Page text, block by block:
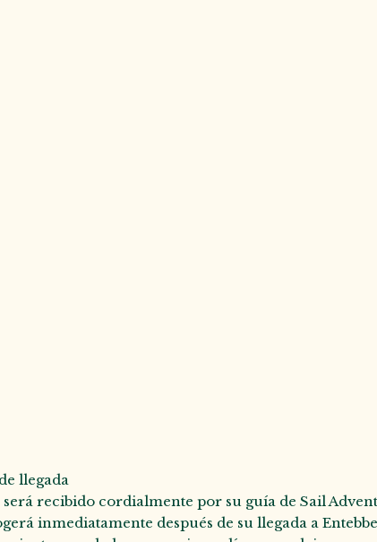
llegada
recibido cordialmente por su guía de Sail
inmediatamente después de su llegada a